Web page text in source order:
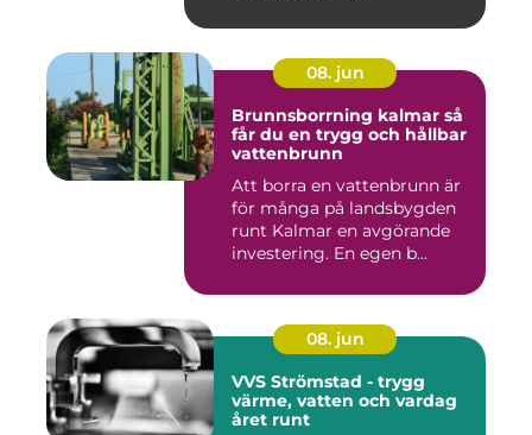
08. jun
Brunnsborrning kalmar så
får du en trygg och hållbar
vattenbrunn
Att borra en vattenbrunn är
för många på landsbygden
runt Kalmar en avgörande
investering. En egen b...
08. jun
VVS Strömstad - trygg
värme, vatten och vardag
året runt